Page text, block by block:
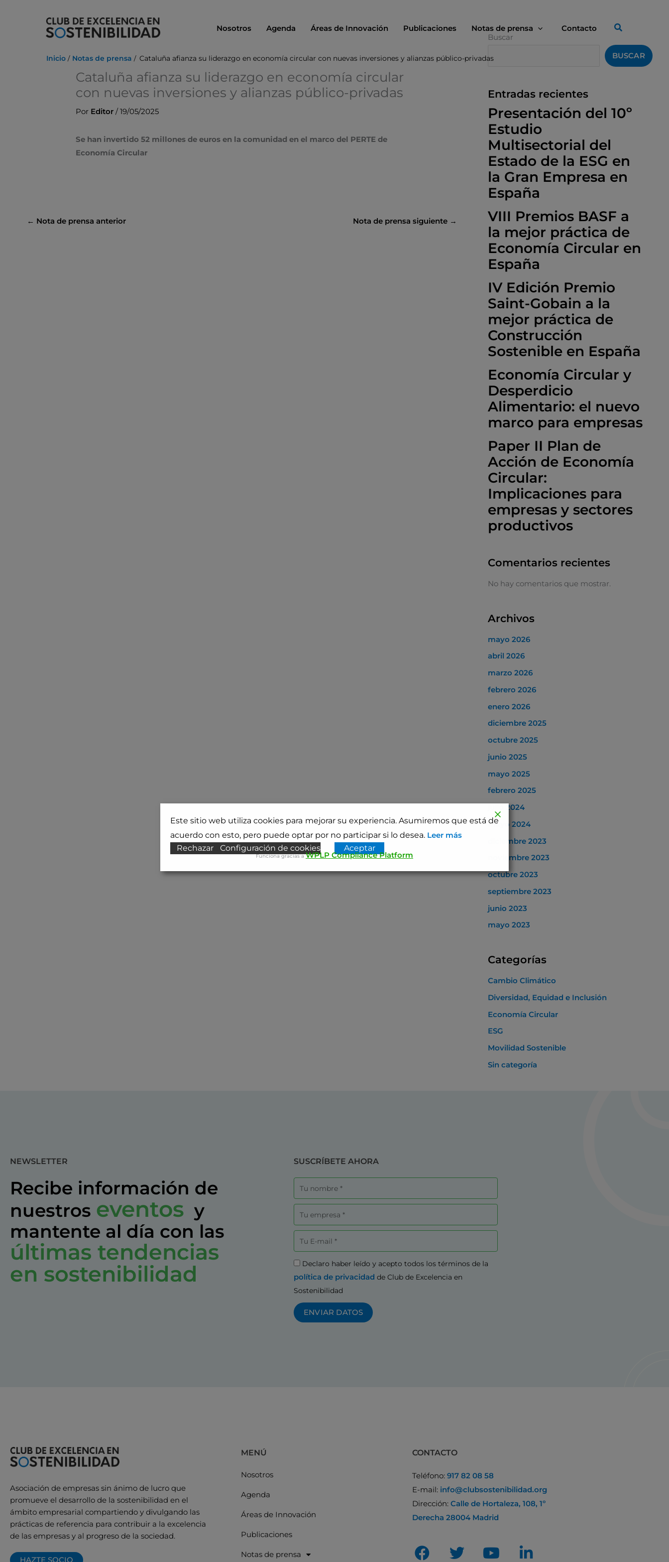
Nosotros Agenda Áreas de Innovación Publicaciones Notas de prensa Contacto
Inicio Notas de prensa Cataluña afianza su liderazgo en economía circular con nuevas inversiones y alianzas público-privadas
Cataluña afianza su liderazgo en economía circular
con nuevas inversiones y alianzas público-privadas
Por Editor/19/05/2025
Se han invertido 52 millones de euros en la comunidad en el marco del PERTE de
Economía Circular
← Nota de prensa anterior Nota de prensa siguiente →
Buscar
BUSCAR
Entradas recientes
Presentación del 10º
Estudio
Multisectorial del
Estado de la ESG en
la Gran Empresa en
España
VIII Premios BASF a
la mejor práctica de
Economía Circular en
España
IV Edición Premio
Saint-Gobain a la
mejor práctica de
Construcción
Sostenible en España
Economía Circular y
Desperdicio
Alimentario: el nuevo
marco para empresas
Paper II Plan de
Acción de Economía
Circular:
Implicaciones para
empresas y sectores
productivos
Comentarios recientes
No hay comentarios que mostrar.
Archivos
mayo 2026
abril 2026
marzo 2026
febrero 2026
enero 2026
diciembre 2025
octubre 2025
junio 2025
mayo 2025
febrero 2025
julio 2024
mayo 2024
diciembre 2023
noviembre 2023
octubre 2023
septiembre 2023
junio 2023
mayo 2023
Categorías
Cambio Climático
Diversidad, Equidad e Inclusión
Economía Circular
ESG
Movilidad Sostenible
Sin categoría
NEWSLETTER
Recibe información de
nuestros eventos y
mantente al día con las
últimas tendencias
en sostenibilidad
SUSCRÍBETE AHORA
Nombre
Empresa
Correo
electrónico
Aceptación
Declaro haber leído y acepto todos los términos de la
política de privacidad de Club de Excelencia en
Sostenibilidad
ENVIAR DATOS
Asociación de empresas sin ánimo de lucro que
promueve el desarrollo de la sostenibilidad en el
ámbito empresarial compartiendo y divulgando las
prácticas de referencia para contribuir a la excelencia
de las empresas y al progreso de la sociedad.
HAZTE SOCIO
MENÚ
Nosotros
Agenda
Áreas de Innovación
Publicaciones
Notas de prensa
CONTACTO
Teléfono:917 82 08 58
E-mail: info@clubsostenibilidad.org
Dirección:Calle de Hortaleza, 108, 1º
Derecha 28004 Madrid
Este sitio web utiliza cookies para mejorar su experiencia. Asumiremos que está de
acuerdo con esto, pero puede optar por no participar si lo desea. Leer más
Rechazar
Configuración de cookies Aceptar
Funciona gracias aWPLP Compliance Platform